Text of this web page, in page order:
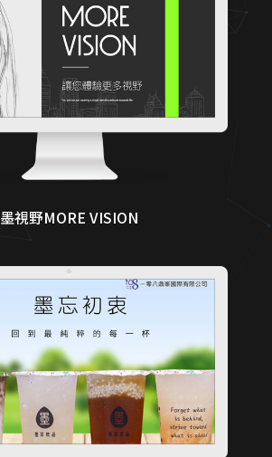
墨視野MORE VISION